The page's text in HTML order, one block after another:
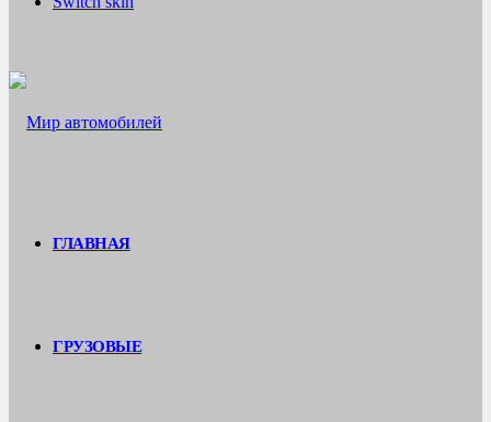
ГЛАВНАЯ
ГРУЗОВЫЕ